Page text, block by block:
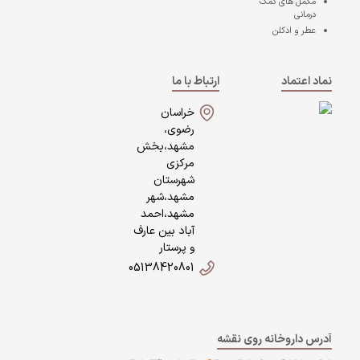
درمانی
عطر و ادکلن
نماد اعتماد
ارتباط با ما
خراسان
رضوی،
مشهد،بخش
مرکزی
شهرستان
مشهد،شهر
مشهد،احمد
آباد بین عارف
و پرستار
05138420801
آدرس داروخانه روی نقشه